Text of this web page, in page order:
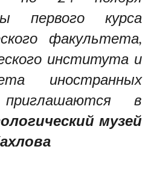
первого курса
факультета,
института и
иностранных
в
музей